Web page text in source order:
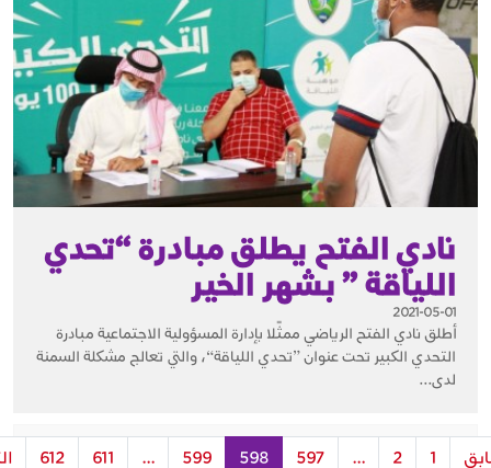
نادي الفتح يطلق مبادرة “تحدي
اللياقة ” بشهر الخير
2021-05-01
أطلق نادي الفتح الرياضي ممثًلا بإدارة المسؤولية الاجتماعية مبادرة
التحدي الكبير تحت عنوان ”تحدي اللياقة“، والتي تعالج مشكلة السمنة
لدى...
1
2
...
597
598
599
...
611
612